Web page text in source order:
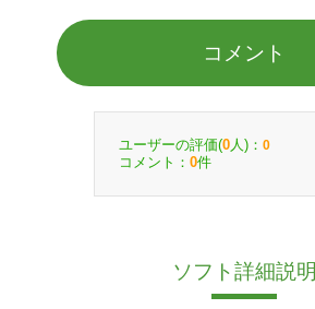
コメント
ユーザーの評価(0 人)： 0
コメント： 0件
ソフト詳細説明